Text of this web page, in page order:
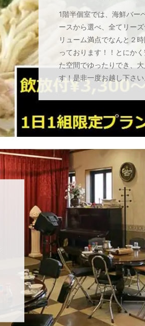
1階半個室では、海鮮バー
ースから選べ、全てリー
リューム満点でなんと２
っております！！とにか
た空間でゆったりでき、
す！是非一度お越し下さ